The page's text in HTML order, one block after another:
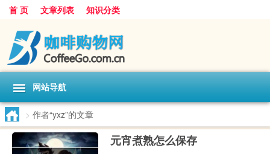
首 页 文章列表 知识分类
网站导航
> 作者“yxz”的文章
元宵煮熟怎么保存